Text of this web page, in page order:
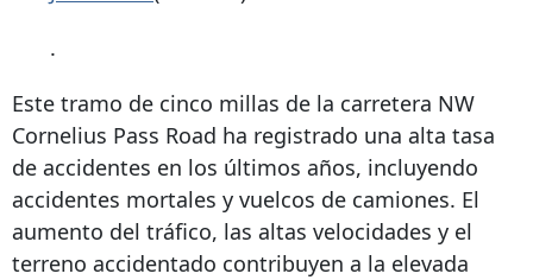
.
Este tramo de cinco millas de la carretera NW
Cornelius Pass Road ha registrado una alta tasa
de accidentes en los últimos años, incluyendo
accidentes mortales y vuelcos de camiones. El
aumento del tráfico, las altas velocidades y el
terreno accidentado contribuyen a la elevada